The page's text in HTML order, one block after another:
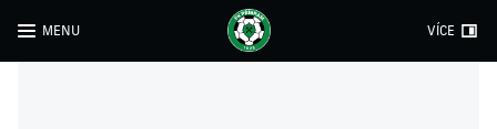
MENU VÍCE